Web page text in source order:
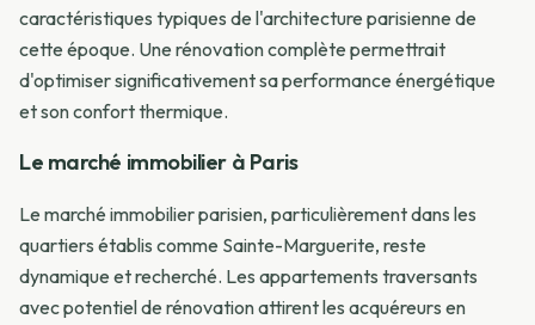
caractéristiques typiques de l'architecture parisienne de
cette époque. Une rénovation complète permettrait
d'optimiser significativement sa performance énergétique
et son confort thermique.
Le marché immobilier à Paris
Le marché immobilier parisien, particulièrement dans les
quartiers établis comme Sainte-Marguerite, reste
dynamique et recherché. Les appartements traversants
avec potentiel de rénovation attirent les acquéreurs en